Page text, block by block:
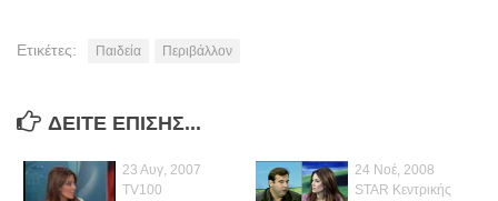
Φωτογραφίες
Προσωπικές
Ετικέτες: Παιδεία Περιβάλλον
ΔΕΊΤΕ ΕΠΊΣΗΣ...
23 Αυγ, 2007
TV100
24 Νοέ, 2008
STAR Κεντρικής